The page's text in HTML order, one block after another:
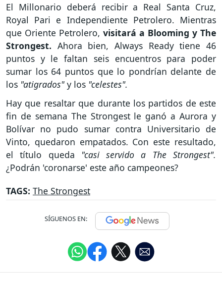
El Millonario deberá recibir a Real Santa Cruz,
Royal Pari e Independiente Petrolero. Mientras
que Oriente Petrolero, visitará a Blooming y The
Strongest. Ahora bien, Always Ready tiene 46
puntos y le faltan seis encuentros para poder
sumar los 64 puntos que lo pondrían delante de
los "atigrados"y los "celestes".
Hay que resaltar que durante los partidos de este
fin de semana The Strongest le ganó a Aurora y
Bolívar no pudo sumar contra Universitario de
Vinto, quedaron empatados. Con este resultado,
el título queda "casi servido a The Strongest".
¿Podrán 'coronarse' este año campeones?
TAGS: The Strongest
SÍGUENOS EN: